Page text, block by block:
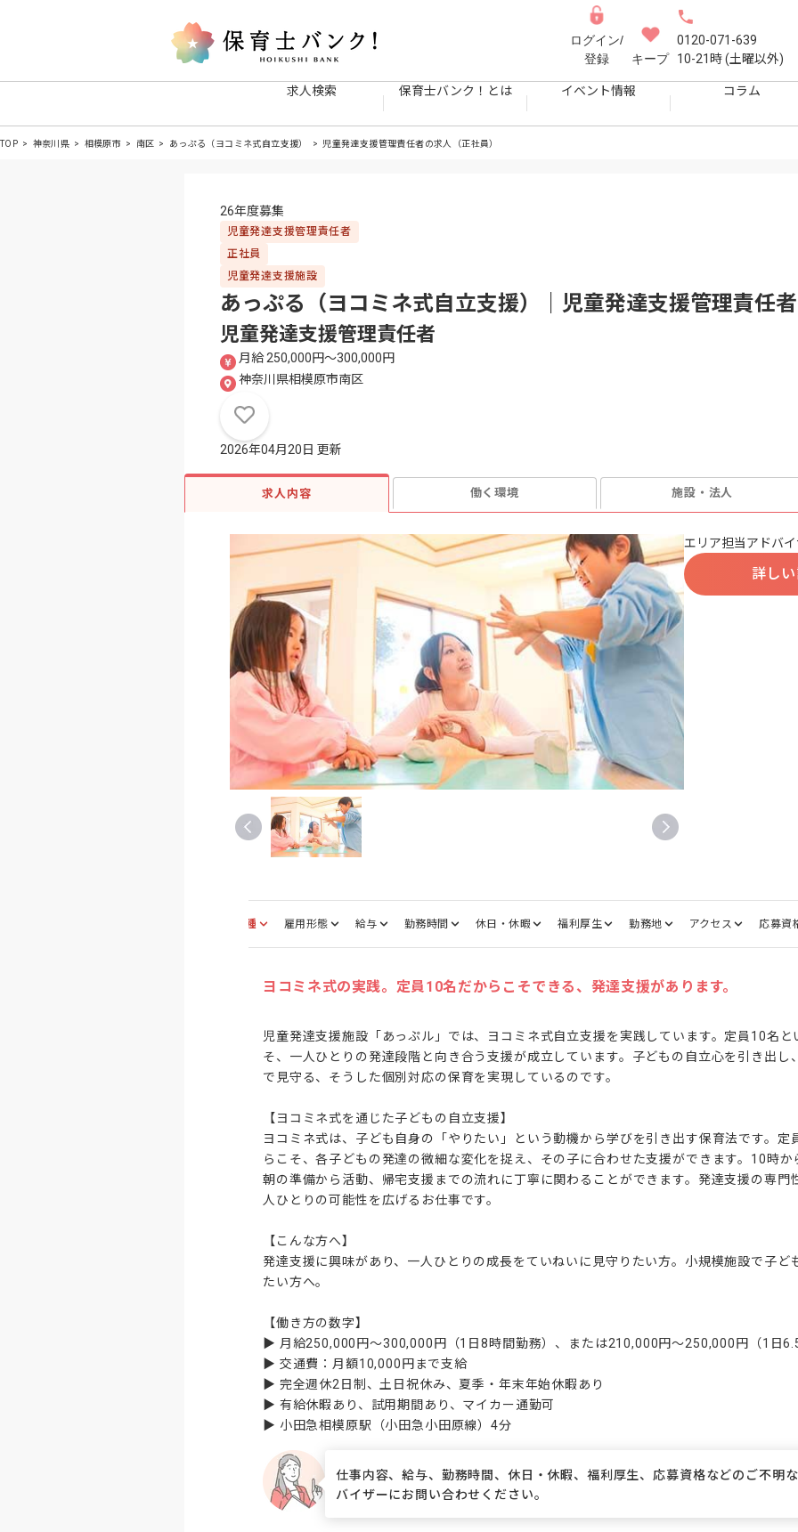
ログイン/
登録
キープ
0120-071-639
10-21時 (土曜以外)
求人検索 保育士バンク！とは イベント情報 コラム
TOP 神奈川県 相模原市 南区 あっぷる（ヨコミネ式自立支援） 児童発達支援管理責任者の求人（正社員）
26年度募集
児童発達支援管理責任者
正社員
児童発達支援施設
あっぷる（ヨコミネ式自立支援）｜児童発達支援管理責任者
児童発達支援管理責任者
月給 250,000円〜300,000円
神奈川県相模原市南区
2026年04月20日 更新
求人内容 働く環境 施設・法人
エリア担当アドバ
詳し
募集職種 雇用形態 給与 勤務時間 休日・休暇 福利厚生 勤務地 アクセス 応募資
ヨコミネ式の実践。定員10名だからこそできる、発達支援があります。
児童発達支援施設「あっぷル」では、ヨコミネ式自立支援を実践しています。定員10名
そ、一人ひとりの発達段階と向き合う支援が成立しています。子どもの自立心を引き出し
で見守る、そうした個別対応の保育を実現しているのです。
【ヨコミネ式を通じた子どもの自立支援】
ヨコミネ式は、子ども自身の「やりたい」という動機から学びを引き出す保育法です。定
らこそ、各子どもの発達の微細な変化を捉え、その子に合わせた支援ができます。10時
朝の準備から活動、帰宅支援までの流れに丁寧に関わることができます。発達支援の専門
人ひとりの可能性を広げるお仕事です。
【こんな方へ】
発達支援に興味があり、一人ひとりの成長をていねいに見守りたい方。小規模施設で子ど
たい方へ。
【働き方の数字】
▶ 月給250,000円～300,000円（1日8時間勤務）、または210,000円～250,000円（1日
▶ 交通費：月額10,000円まで支給
▶ 完全週休2日制、土日祝休み、夏季・年末年始休暇あり
▶ 有給休暇あり、試用期間あり、マイカー通勤可
▶ 小田急相模原駅（小田急小田原線）4分
仕事内容、給与、勤務時間、休日・休暇、福利厚生、応募資格などのご不明
バイザーにお問い合わせください。